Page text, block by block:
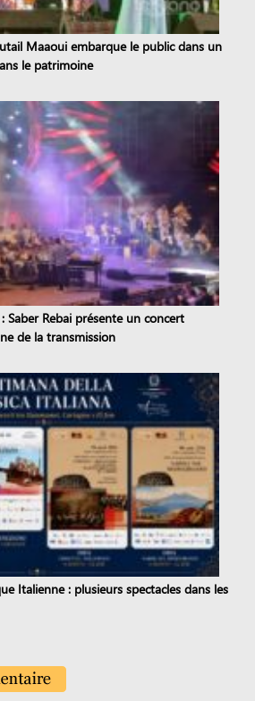
Maaoui embarque le public dans un
le patrimoine
Saber Rebai présente un concert
de la transmission
Italienne : plusieurs spectacles dans les